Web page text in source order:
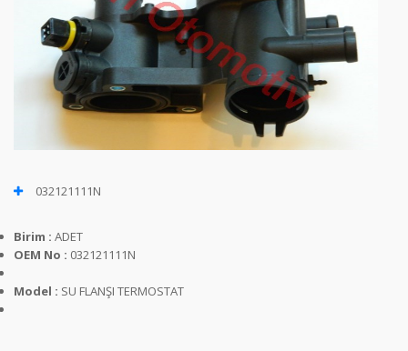
032121111N
Birim : ADET
OEM No : 032121111N
Model : SU FLANŞI TERMOSTAT